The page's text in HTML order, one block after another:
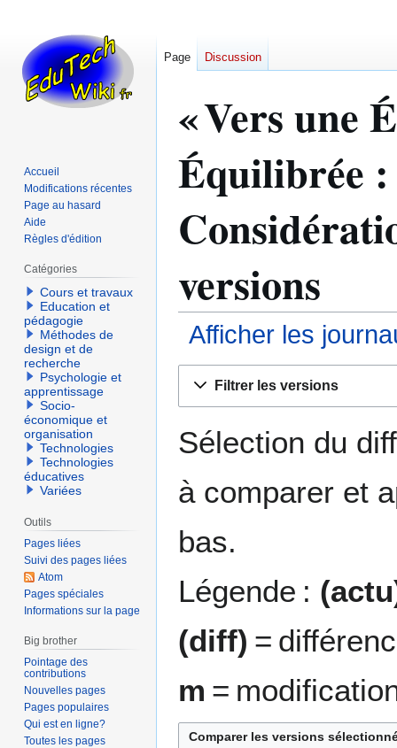
« Vers une
Équilibrée
versions
Afficher les
navigation
recherche
Filtrer les versions
Sélection du
à comparer et
bas.
Légende :
(diff) =
m =
Page Discussion
Accueil
Modifications récentes
Page au hasard
Aide
Règles d'édition
Catégories
Cours et travaux
Education et
pédagogie
Méthodes de
design et de
recherche
Psychologie et
apprentissage
Socio-
économique et
organisation
Technologies
Technologies
éducatives
Variées
Outils
Pages liées
Suivi des pages liées
Atom
Pages spéciales
Informations sur la page
Big brother
Pointage des
contributions
Nouvelles pages
Pages populaires
Qui est en ligne?
Toutes les pages